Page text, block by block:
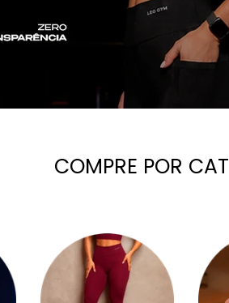
COMPRE POR